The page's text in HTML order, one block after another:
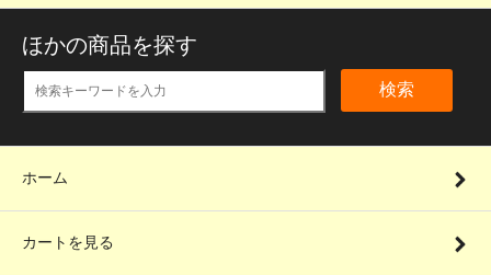
ほかの商品を探す
検索
ホーム
カートを見る